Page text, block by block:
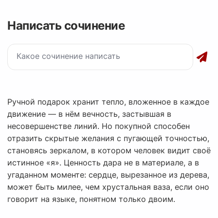
Написать сочинение
Ручной подарок хранит тепло, вложенное в каждое
движение — в нём вечность, застывшая в
несовершенстве линий. Но покупной способен
отразить скрытые желания с пугающей точностью,
становясь зеркалом, в котором человек видит своё
истинное «я». Ценность дара не в материале, а в
угаданном моменте: сердце, вырезанное из дерева,
может быть милее, чем хрустальная ваза, если оно
говорит на языке, понятном только двоим.